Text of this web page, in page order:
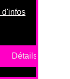
d'infos
Détails